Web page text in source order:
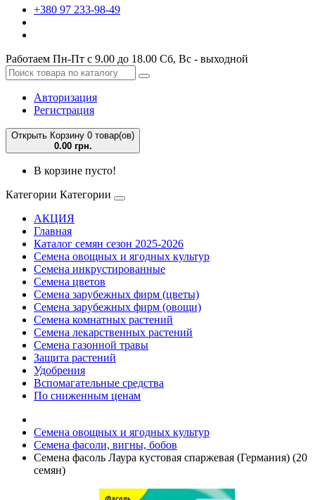
+380 97 233-98-49
Работаем Пн-Пт с 9.00 до 18.00 Сб, Вс - выходной
Авторизация
Регистрация
Открыть Корзину 0 товар(ов)
0.00 грн.
В корзине пусто!
Категории Категории
АКЦИЯ
Главная
Каталог семян сезон 2025-2026
Семена овощных и ягодных культур
Семена инкрустированные
Семена цветов
Семена зарубежных фирм (цветы)
Семена зарубежных фирм (овощи)
Семена комнатных растений
Семена лекарственных растений
Семена газонной травы
Защита растений
Удобрения
Вспомагательные средства
По сниженным ценам
Семена овощных и ягодных культур
Семена фасоли, вигны, бобов
Семена фасоль Лаура кустовая спаржевая (Германия) (20
семян)